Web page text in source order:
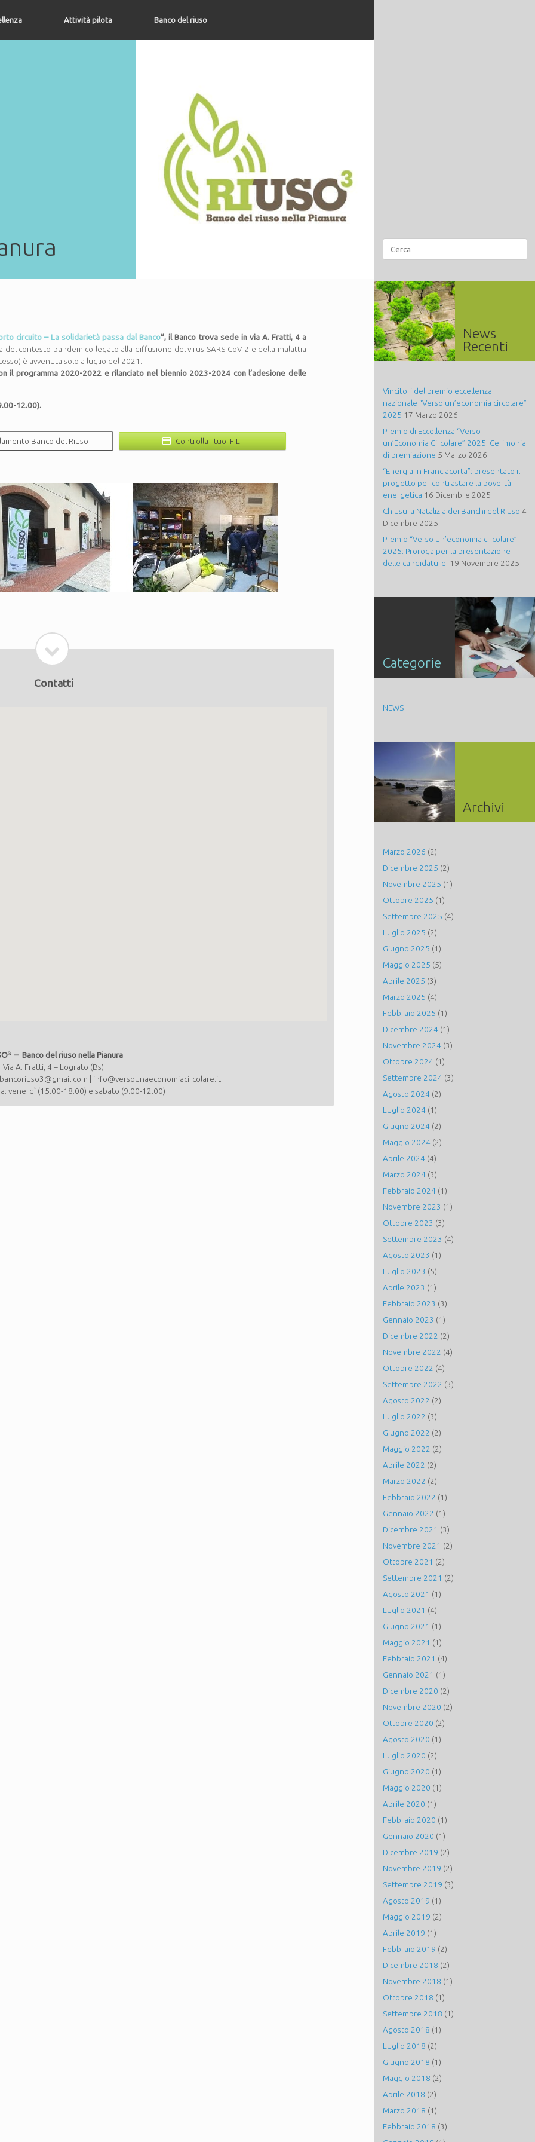
Attività pilota Banco del riuso
circuito – La solidarietà passa dal Banco“, il Banco trova sede in via A. Fratti, 4 a
del contesto pandemico legato alla diffusione del virus SARS-CoV-2 e della malattia
è avvenuta solo a luglio del 2021.
il programma 2020-2022 e rilanciato nel biennio 2023-2024 con l’adesione delle
12.00).
Banco del Riuso Controlla i tuoi FIL
Contatti
– Banco del riuso nella Pianura
Via A. Fratti, 4 – Lograto (Bs)
| info@versounaeconomiacircolare.it
venerdì (15.00-18.00) e sabato (9.00-12.00)
News
Recenti
Vincitori del premio eccellenza
nazionale “Verso un’economia circolare”
2025 17 Marzo 2026
Premio di Eccellenza “Verso
un’Economia Circolare” 2025: Cerimonia
di premiazione 5 Marzo 2026
“Energia in Franciacorta”: presentato il
progetto per contrastare la povertà
energetica 16 Dicembre 2025
Chiusura Natalizia dei Banchi del Riuso 4
Dicembre 2025
Premio “Verso un’economia circolare”
2025: Proroga per la presentazione
delle candidature! 19 Novembre 2025
Categorie
NEWS
Archivi
Marzo 2026 (2)
Dicembre 2025 (2)
Novembre 2025 (1)
Ottobre 2025 (1)
Settembre 2025 (4)
Luglio 2025 (2)
Giugno 2025 (1)
Maggio 2025 (5)
Aprile 2025 (3)
Marzo 2025 (4)
Febbraio 2025 (1)
Dicembre 2024 (1)
Novembre 2024 (3)
Ottobre 2024 (1)
Settembre 2024 (3)
Agosto 2024 (2)
Luglio 2024 (1)
Giugno 2024 (2)
Maggio 2024 (2)
Aprile 2024 (4)
Marzo 2024 (3)
Febbraio 2024 (1)
Novembre 2023 (1)
Ottobre 2023 (3)
Settembre 2023 (4)
Agosto 2023 (1)
Luglio 2023 (5)
Aprile 2023 (1)
Febbraio 2023 (3)
Gennaio 2023 (1)
Dicembre 2022 (2)
Novembre 2022 (4)
Ottobre 2022 (4)
Settembre 2022 (3)
Agosto 2022 (2)
Luglio 2022 (3)
Giugno 2022 (2)
Maggio 2022 (2)
Aprile 2022 (2)
Marzo 2022 (2)
Febbraio 2022 (1)
Gennaio 2022 (1)
Dicembre 2021 (3)
Novembre 2021 (2)
Ottobre 2021 (2)
Settembre 2021 (2)
Agosto 2021 (1)
Luglio 2021 (4)
Giugno 2021 (1)
Maggio 2021 (1)
Febbraio 2021 (4)
Gennaio 2021 (1)
Dicembre 2020 (2)
Novembre 2020 (2)
Ottobre 2020 (2)
Agosto 2020 (1)
Luglio 2020 (2)
Giugno 2020 (1)
Maggio 2020 (1)
Aprile 2020 (1)
Febbraio 2020 (1)
Gennaio 2020 (1)
Dicembre 2019 (2)
Novembre 2019 (2)
Settembre 2019 (3)
Agosto 2019 (1)
Maggio 2019 (2)
Aprile 2019 (1)
Febbraio 2019 (2)
Dicembre 2018 (2)
Novembre 2018 (1)
Ottobre 2018 (1)
Settembre 2018 (1)
Agosto 2018 (1)
Luglio 2018 (2)
Giugno 2018 (1)
Maggio 2018 (2)
Aprile 2018 (2)
Marzo 2018 (1)
Febbraio 2018 (3)